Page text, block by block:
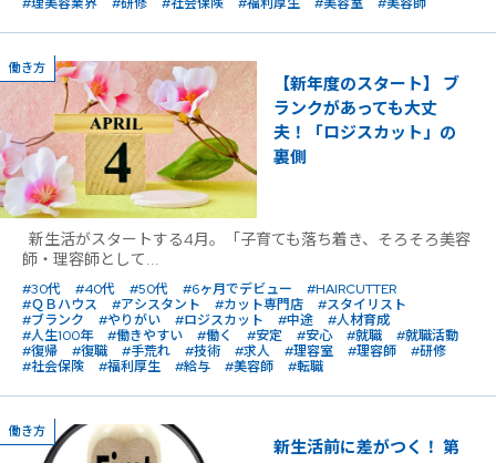
働き方
【新年度のスタート】 ブ
ランクがあっても大丈
夫！「ロジスカット」の
裏側
新生活がスタートする4月。「子育ても落ち着き、そろそろ美容
師・理容師として...
#30代 #40代 #50代 #6ヶ月でデビュー
#HAIRCUTTER
#ＱＢハウス
#アシスタント #カット専門店
#スタイリスト
#ブランク
#やりがい #ロジスカット #中途
#人材育成
#人生100年
#働きやすい #働く #安定 #安心 #就職
#就職活動
#復帰
#復職 #手荒れ #技術 #求人 #理容室 #理容師
#研修
#社会保険
#福利厚生 #給与 #美容師 #転職
働き方
新生活前に差がつく！ 第